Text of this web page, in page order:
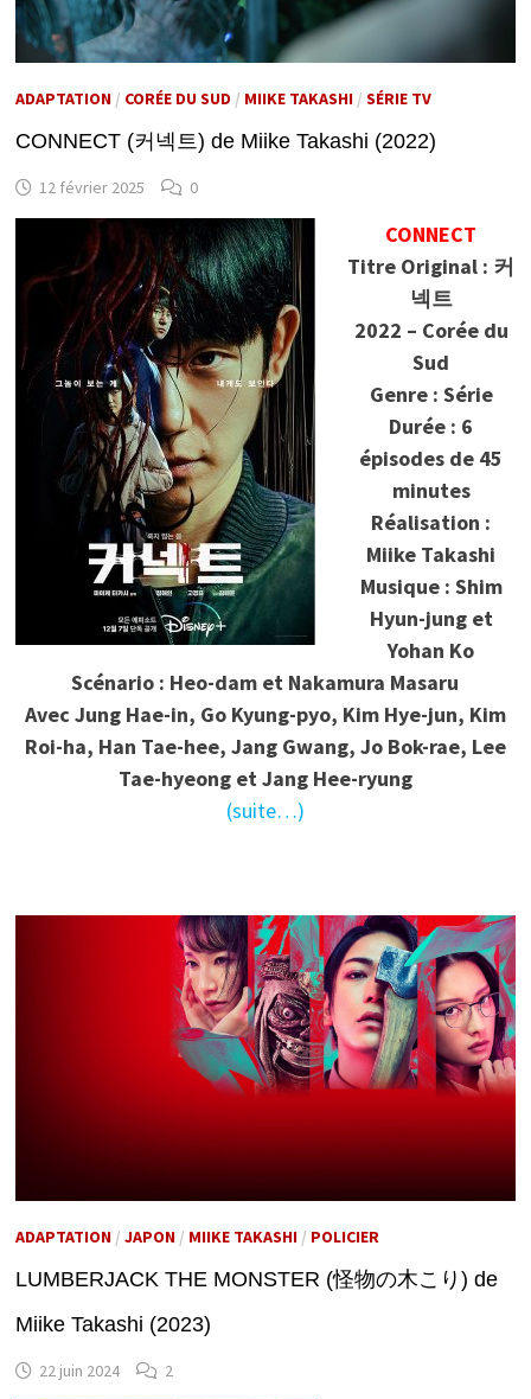
ADAPTATION/ CORÉE DU SUD / MIIKE TAKASHI/ SÉRIE TV
CONNECT (커넥트) de Miike Takashi (2022)
12 février 2025 0
CONNECT
Titre Original : 커
넥트
2022 – Corée du
Sud
Genre : Série
Durée : 6
épisodes de 45
minutes
Réalisation :
Miike Takashi
Musique : Shim
Hyun-jung et
Yohan Ko
Scénario : Heo-dam et Nakamura Masaru
Avec Jung Hae-in, Go Kyung-pyo, Kim Hye-jun, Kim
Roi-ha, Han Tae-hee, Jang Gwang, Jo Bok-rae, Lee
Tae-hyeong et Jang Hee-ryung
(suite…)
ADAPTATION/ JAPON/ MIIKE TAKASHI/ POLICIER
LUMBERJACK THE MONSTER (怪物の木こり) de
Miike Takashi (2023)
22 juin 2024 2